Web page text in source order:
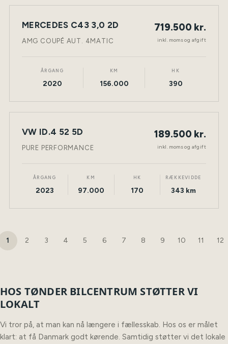
NY BIL BENZIN TØNDER
MERCEDES C43 3,0 2D
AMG COUPÉ AUT. 4MATIC
719.500 kr.
inkl. moms og afgift
ÅRGANG
2020
KM
156.000
HK
390
NY BIL ELEKTRISK TØNDER
VW ID.4 52 5D
PURE PERFORMANCE
189.500 kr.
inkl. moms og afgift
ÅRGANG
2023
KM
97.000
HK
170
RÆKKEVIDDE
343 km
1 2 3 4 5 6 7 8 9 10 11 12
HOS TØNDER BILCENTRUM STØTTER VI
LOKALT
Vi tror på, at man kan nå længere i fællesskab. Hos os er målet
klart: at få Danmark godt kørende. Samtidig støtter vi det lokale